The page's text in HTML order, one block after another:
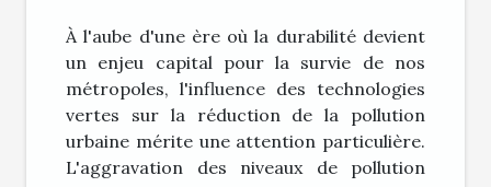
À l'aube d'une ère où la durabilité devient
un enjeu capital pour la survie de nos
métropoles, l'influence des technologies
vertes sur la réduction de la pollution
urbaine mérite une attention particulière.
L'aggravation des niveaux de pollution